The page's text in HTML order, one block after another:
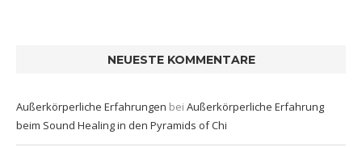
NEUESTE KOMMENTARE
Außerkörperliche Erfahrungen bei Außerkörperliche Erfahrung
beim Sound Healing in den Pyramids of Chi